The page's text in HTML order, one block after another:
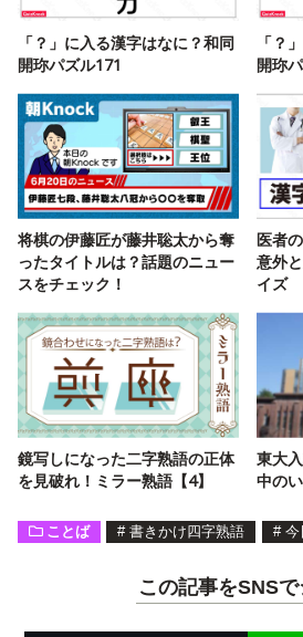
「？」に入る漢字はなに？和同
開珎パズル171
「？
開珎
将棋の伊藤匠が藤井聡太から奪
ったタイトルは？話題のニュー
スをチェック！
医者
意外
イズ
鏡写しになった二字熟語の正体
を見破れ！ミラー熟語【4】
東大
中の
ことば # 書きかけ四字熟語 # 今
この記事をSNS